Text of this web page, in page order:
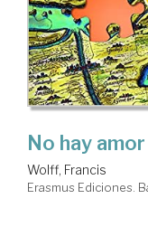
No hay
Wolff, Francis
Erasmus Ediciones.